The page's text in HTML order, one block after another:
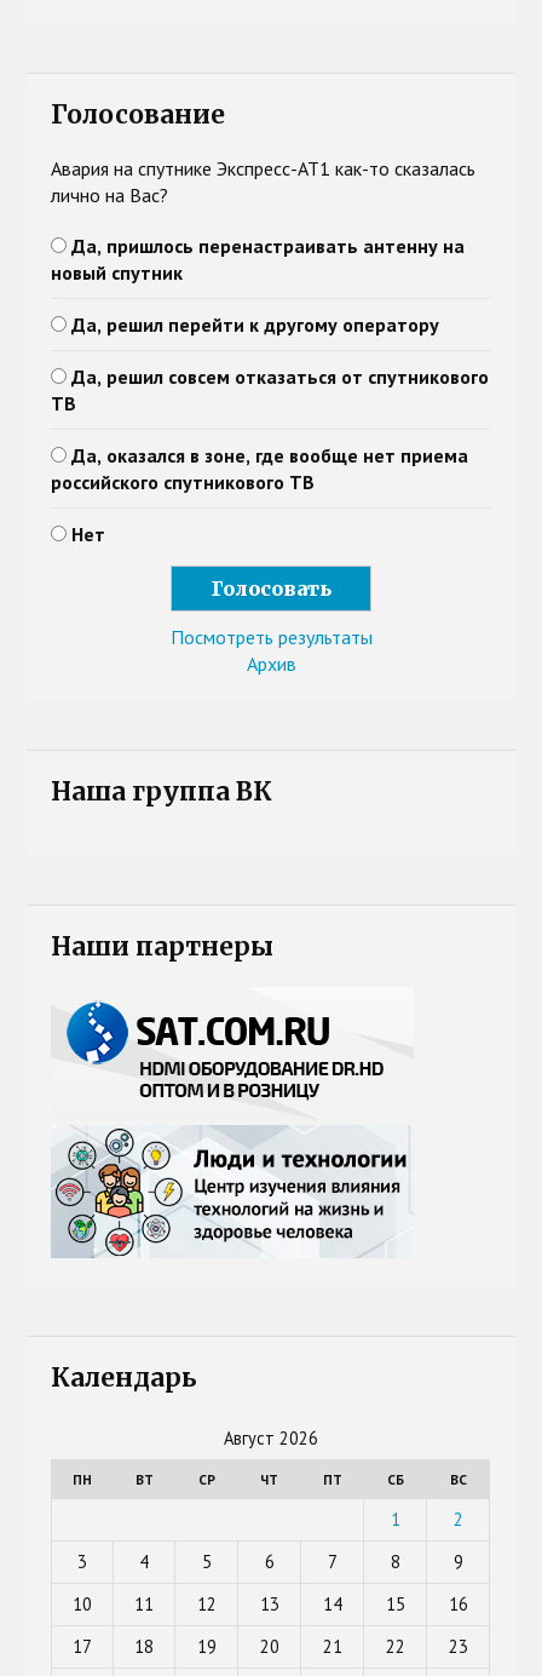
Голосование
Авария на спутнике Экспресс-АТ1 как-то сказалась
лично на Вас?
Да, пришлось перенастраивать антенну на
новый спутник
Да, решил перейти к другому оператору
Да, решил совсем отказаться от спутникового
ТВ
Да, оказался в зоне, где вообще нет приема
российского спутникового ТВ
Нет
Посмотреть результаты
Архив
Наша группа ВК
Наши партнеры
Календарь
Август 2026
ПН ВТ СР ЧТ ПТ СБ ВС
1
2
3
4 5 6 7 8
9
10
11 12 13 14 15
16
17
18 19 20 21 22
23